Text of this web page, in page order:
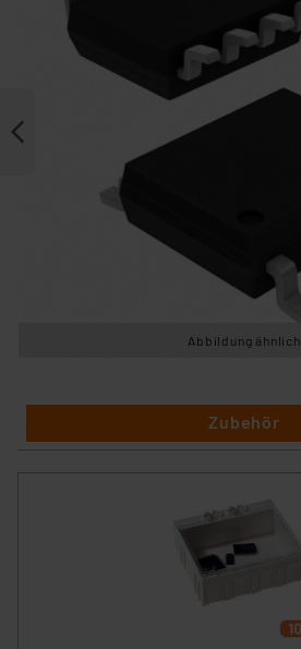
Abbildung ähnlich
Zubehör